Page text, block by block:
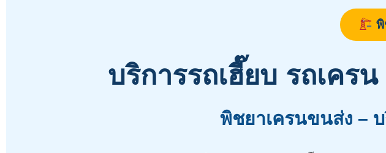
พิ
บริการรถเฮี๊ยบ รถเคร
พิชยาเครนขนส่ง – บ